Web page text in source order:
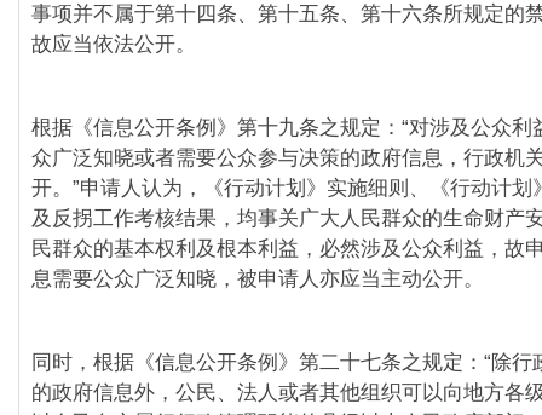
事项并不属于第十四条、第十五条、第十六条所规定的
故应当依法公开。
根据《信息公开条例》第十九条之规定：“对涉及公众利
众广泛知晓或者需要公众参与决策的政府信息，行政机
开。”申请人认为，《行动计划》实施细则、《行动计划
及反拐工作考核结果，均事关广大人民群众的生命财产
民群众的基本权利及根本利益，必然涉及公众利益，故
息需要公众广泛知晓，被申请人亦应当主动公开。
同时，根据《信息公开条例》第二十七条之规定：“除行
的政府信息外，公民、法人或者其他组织可以向地方各